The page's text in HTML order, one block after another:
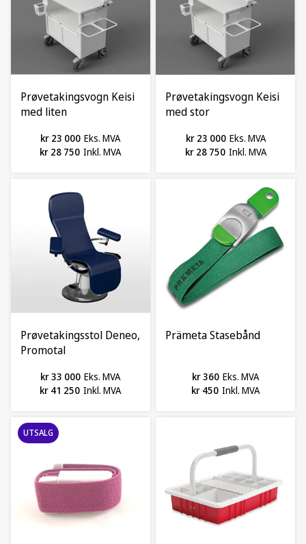
Prøvetakingsvogn Keisi
med liten
Innopart
kr 23 000 Eks. MVA
kr 28 750 Inkl. MVA
Prøvetakingsvogn Keisi
med stor
Innopart
kr 23 000 Eks. MVA
kr 28 750 Inkl. MVA
Prøvetakingsstol Deneo,
Promotal
kr 33 000 Eks. MVA
kr 41 250 Inkl. MVA
Prämeta Stasebånd
kr 360 Eks. MVA
kr 450 Inkl. MVA
UTSALG